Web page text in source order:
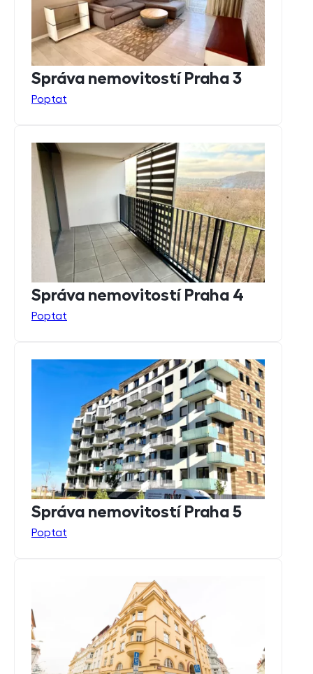
Správa nemovitostí Praha 3
Poptat
Správa nemovitostí Praha 4
Poptat
Správa nemovitostí Praha 5
Poptat